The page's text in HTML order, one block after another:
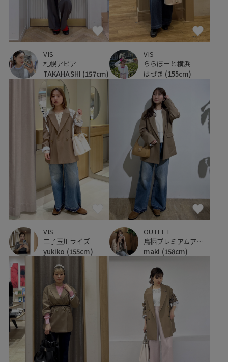
VIS
札幌アピア
TAKAHASHI (157cm)
VIS
ららぽーと横浜
はづき (155cm)
VIS
二子玉川ライズ
yukiko (155cm)
OUTLET
鳥栖プレミアムアウトレット
maki (158cm)